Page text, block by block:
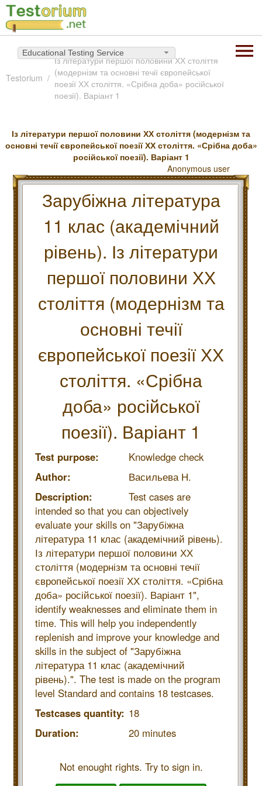
Educational Testing Service
Testorium
Із літератури першої половини ХХ століття
(модернізм та основні течії європейської
поезії ХХ століття. «Срібна доба» російської
поезії). Варіант 1
Із літератури першої половини ХХ століття (модернізм та
основні течії європейської поезії ХХ століття. «Срібна доба»
російської поезії). Варіант 1
Anonymous user
Зарубіжна література
11 клас (академічний
рівень). Із літератури
першої половини ХХ
століття (модернізм та
основні течії
європейської поезії ХХ
століття. «Срібна
доба» російської
поезії). Варіант 1
Test purpose:
Knowledge check
Author:
Васильева Н.
Description:
Test cases are
intended so that you can objectively
evaluate your skills on "Зарубіжна
література 11 клас (академічний рівень).
Із літератури першої половини ХХ
століття (модернізм та основні течії
європейської поезії ХХ століття. «Срібна
доба» російської поезії). Варіант 1",
identify weaknesses and eliminate them in
time. This will help you independently
replenish and improve your knowledge and
skills in the subject of "Зарубіжна
література 11 клас (академічний
рівень).". The test is made on the program
level Standard and contains 18 testcases.
Testcases quantity: 18
Duration:
20 minutes
Not enought rights. Try to sign in.